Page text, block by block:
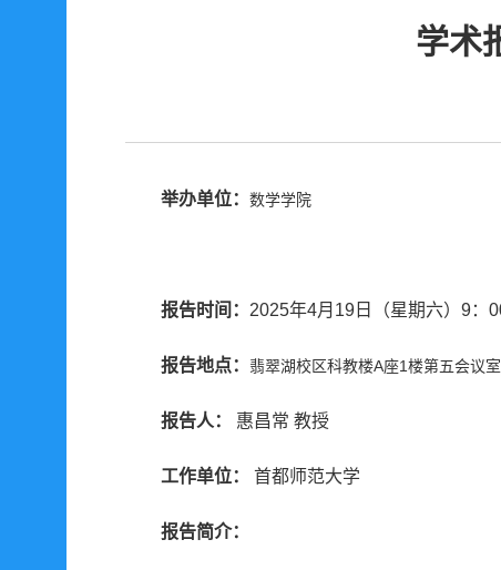
学术
举办单位： 数学学院
报告时间： 2025年4月19日（星期六）9：
报告地点： 翡翠湖校区科教楼A座1楼第五会议室
报告人： 惠昌常 教授
工作单位： 首都师范大学
报告简介：